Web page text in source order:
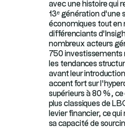
avec une histoire qui
13ᵉ génération
économiques tout en
différenciants
nombreux acteurs
750 investissements
les tendances
avant leur
accent fort sur
supérieurs à 80 %,
plus classiques de
levier financier, ce
sa capacité de